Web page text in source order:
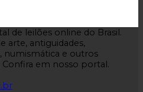
de leilões online do Brasil.
arte, antiguidades,
numismática e outros
em nosso portal.